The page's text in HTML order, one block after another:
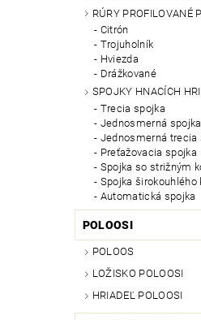
RÚRY PROFILOVANÉ
Citrón
Trojuholník
Hviezda
Drážkované
SPOJKY HNACÍCH
Trecia spojka
Jednosmerná spojka
Jednosmerná trecia
Preťažovacia spojka
Spojka so strižným
Spojka širokouhlého
Automatická spojka
POLOOSI
POLOOS
LOŽISKO POLOOSI
HRIADEĽ POLOOSI